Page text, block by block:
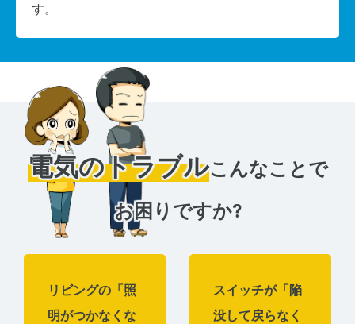
す。
電気のトラブルこんなことで
お困りですか?
リビングの「照
明がつかなくな
スイッチが「陥
没して戻らなく